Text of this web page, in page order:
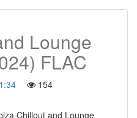
Lounge
FLAC
154
Chillout and Lounge